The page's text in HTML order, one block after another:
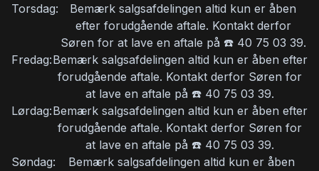
Fuld LED forlygter
Fuldautomatisk klimaanlæg
Højdejusterbare forsæder
Højdejusterbart førersæde
Torsdag:
Bemærk salgsafdelingen altid kun er åben
efter forudgående aftale. Kontakt derfor
Søren for at lave en aftale på ☎️ 40 75 03 39.
Fredag:Bemærk salgsafdelingen altid kun er åben efter
forudgående aftale. Kontakt derfor Søren for
at lave en aftale på ☎️ 40 75 03 39.
Lørdag:Bemærk salgsafdelingen altid kun er åben efter
forudgående aftale. Kontakt derfor Søren for
at lave en aftale på ☎️ 40 75 03 39.
Søndag:
Bemærk salgsafdelingen altid kun er åben